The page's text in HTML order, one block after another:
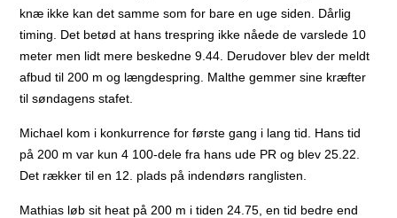
knæ ikke kan det samme som for bare en uge siden. Dårlig
timing. Det betød at hans trespring ikke nåede de varslede 10
meter men lidt mere beskedne 9.44. Derudover blev der meldt
afbud til 200 m og længdespring. Malthe gemmer sine kræfter
til søndagens stafet.
Michael kom i konkurrence for første gang i lang tid. Hans tid
på 200 m var kun 4 100-dele fra hans ude PR og blev 25.22.
Det rækker til en 12. plads på indendørs ranglisten.
Mathias løb sit heat på 200 m i tiden 24.75, en tid bedre end